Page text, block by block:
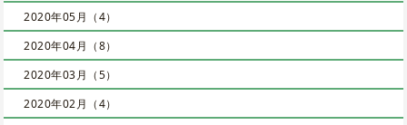
2020年05月（4）
2020年04月（8）
2020年03月（5）
2020年02月（4）